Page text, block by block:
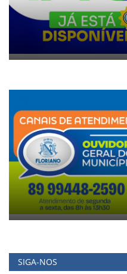
SIGA-NOS